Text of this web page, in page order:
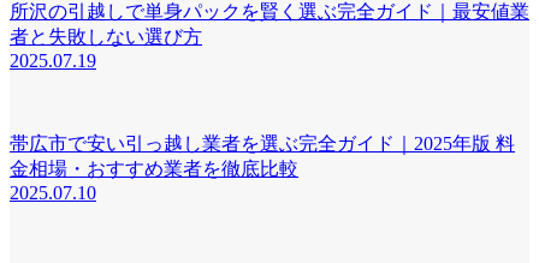
所沢の引越しで単身パックを賢く選ぶ完全ガイド｜最安値業
者と失敗しない選び方
2025.07.19
帯広市で安い引っ越し業者を選ぶ完全ガイド｜2025年版 料
金相場・おすすめ業者を徹底比較
2025.07.10